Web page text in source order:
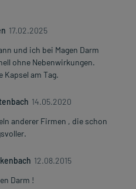
17.02.2025
und ich bei Magen Darm
ohne Nebenwirkungen.
Kapsel am Tag.
14.05.2020
anderer Firmen , die schon
12.08.2015
Darm !